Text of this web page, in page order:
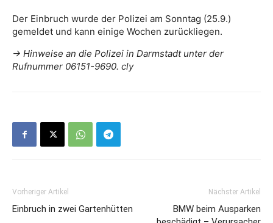
Der Einbruch wurde der Polizei am Sonntag (25.9.)
gemeldet und kann einige Wochen zurückliegen.
-> Hinweise an die Polizei in Darmstadt unter der
Rufnummer 06151-9690. cly
Vorheriger Artikel
Einbruch in zwei Gartenhütten
Nächster Artikel
BMW beim Ausparken